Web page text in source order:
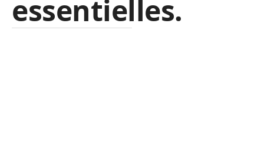
essentielles.